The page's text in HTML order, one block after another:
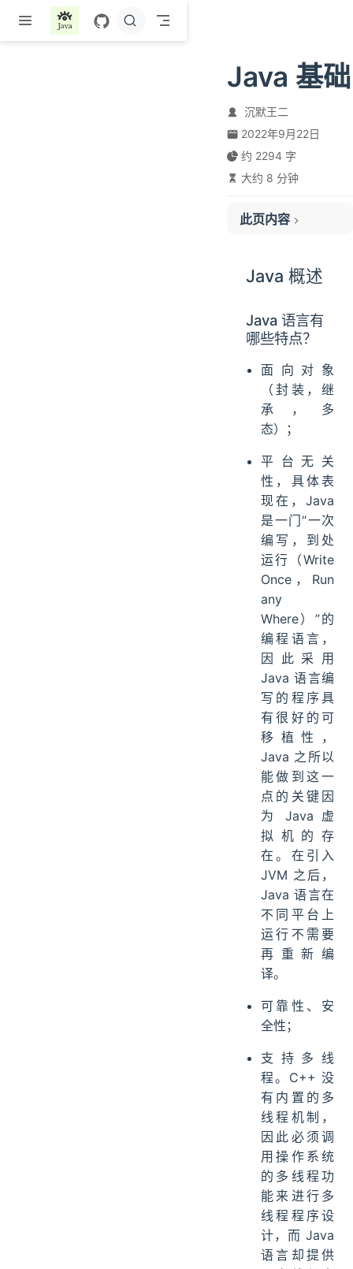
跳至主要內容
Java 基础
沉默王二
2022年9月22日
约 2294 字
大约 8 分钟
此页内容
Java 概述
Java 概述
Java 语言有
哪些特点？
面向对象
（封装，继
承，多
态）；
平台无关
性，具体表
现在，Java
是一门“一次
编写，到处
运行（Write
Once，Run
any
Where）”的
编程语言，
因此采用
Java 语言编
写的程序具
有很好的可
移植性，
Java 之所以
能做到这一
点的关键因
为 Java 虚
拟机的存
在。在引入
JVM 之后，
Java 语言在
不同平台上
运行不需要
再重新编
译。
可靠性、安
全性；
支持多线
程。C++ 没
有内置的多
线程机制，
因此必须调
用操作系统
的多线程功
能来进行多
线程程序设
计，而 Java
语言却提供